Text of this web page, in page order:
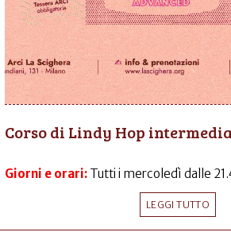
Corso di Lindy Hop
Giorni e orari: Tutti i mercoledì dalle
LEGGI TUTTO